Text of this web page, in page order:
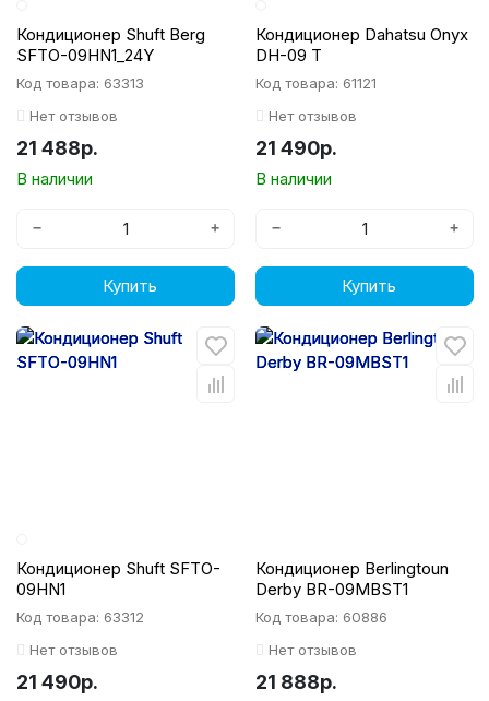
Кондиционер Shuft Berg
SFTO-09HN1_24Y
Код товара: 63313
Нет отзывов
21 488р.
В наличии
− +
Купить
Кондиционер Dahatsu Onyx
DH-09 T
Код товара: 61121
Нет отзывов
21 490р.
В наличии
− +
Купить
Кондиционер Shuft SFTO-
09HN1
Код товара: 63312
Нет отзывов
21 490р.
Кондиционер Berlingtoun
Derby BR-09MBST1
Код товара: 60886
Нет отзывов
21 888р.